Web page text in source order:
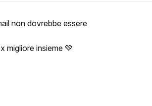
non dovrebbe essere
migliore insieme 💚